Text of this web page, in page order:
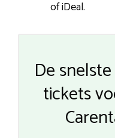
of iDeal.
De
tickets